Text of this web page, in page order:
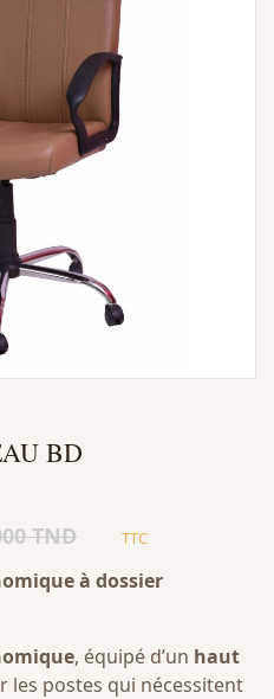
BD
TND TTC
à dossier
, équipé d’un haut
les postes qui nécessitent